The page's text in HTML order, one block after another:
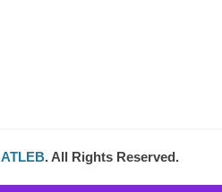
ATLEB. All Rights Reserved.